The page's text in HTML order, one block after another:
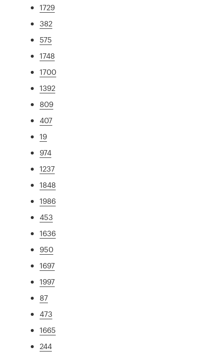
1729
382
575
1748
1700
1392
809
407
19
974
1237
1848
1986
453
1636
950
1697
1997
87
473
1665
244